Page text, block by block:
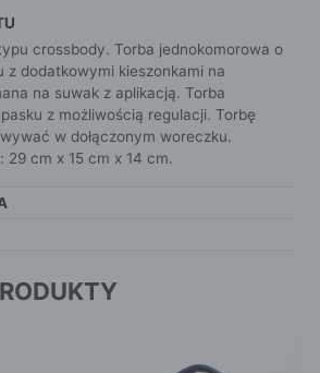
crossbody. Torba jednokomorowa o
z dodatkowymi kieszonkami na
na suwak z aplikacją. Torba
z możliwością regulacji. Torbę
w dołączonym woreczku.
29 cm x 15 cm x 14 cm.